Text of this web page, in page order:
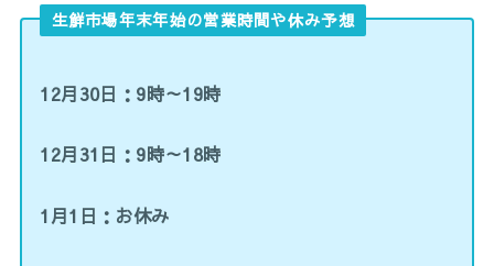
生鮮市場年末年始の営業時間や休み予想
12月30日：9時～19時
12月31日：9時～18時
1月1日：お休み